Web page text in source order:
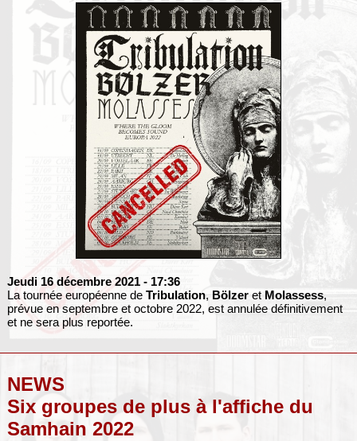
Jeudi 16 décembre 2021 - 17:36
La tournée européenne de Tribulation, Bölzeret Molassess,
prévue en septembre et octobre 2022, est annulée définitivement
et ne sera plus reportée.
NEWS
Six groupes de plus à l'affiche du
Samhain 2022